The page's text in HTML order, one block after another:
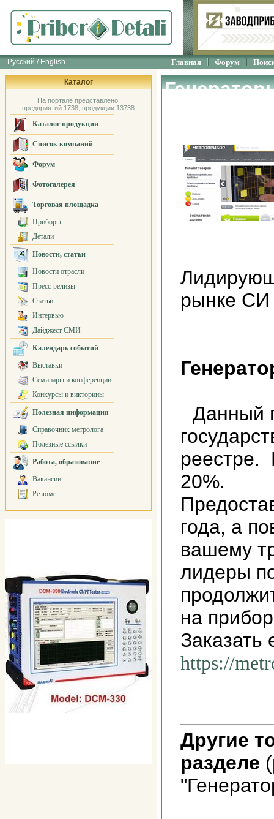
Русский / English Главная Форум
Каталог
На портале представлено:
предприятий 1738, продукции 13738
Каталог продукции
Список компаний
Форум
Фотогалерея
Торговая площадка
Приборы
Детали
Новости, статьи
Новости отрасли
Пресс-релизы
Статьи
Интервью
Дайджест СМИ
Календарь событий
Выставки
Семинары и конференции
Конкурсы и викторины
Полезная информация
Справочник метролога
Полезные ссылки
Работа, образование
Вакансии
Резюме
рынке СИ
Данный
реестре.
20%.
года, а
вашему
лидеры
на
Заказать
https://
Другие
разделе